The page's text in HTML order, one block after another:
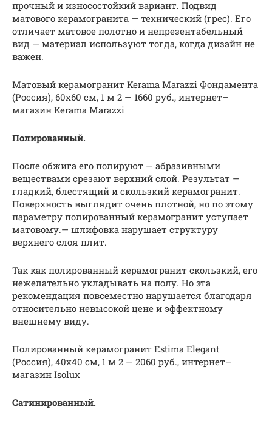
прочный и износостойкий вариант. Подвид
матового керамогранита — технический (грес). Его
отличает матовое полотно и непрезентабельный
вид — материал используют тогда, когда дизайн не
важен.
Матовый керамогранит Kerama Marazzi Фондамента
(Россия), 60х60 см, 1 м 2 — 1660 руб., интернет–
магазин Kerama Marazzi
Полированный.
После обжига его полируют — абразивными
веществами срезают верхний слой. Результат —
гладкий, блестящий и скользкий керамогранит.
Поверхность выглядит очень плотной, но по этому
параметру полированный керамогранит уступает
матовому.— шлифовка нарушает структуру
верхнего слоя плит.
Так как полированный керамогранит скользкий, его
нежелательно укладывать на полу. Но эта
рекомендация повсеместно нарушается благодаря
относительно невысокой цене и эффектному
внешнему виду.
Полированный керамогранит Estima Elegant
(Россия), 40х40 см, 1 м 2 — 2060 руб., интернет–
магазин Isolux
Сатинированный.